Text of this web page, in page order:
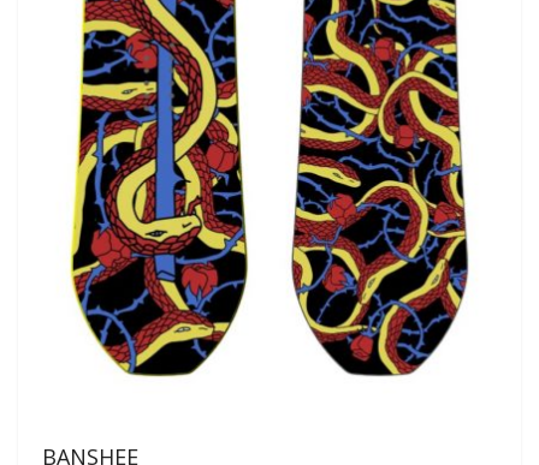
BANSHEE